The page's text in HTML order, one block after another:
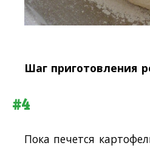
Шаг приготовления
#4
Пока печется